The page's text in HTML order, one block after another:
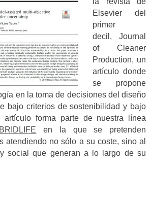
Elsevier del
primer
decil, Journal
of Cleaner
Production, un
artículo donde
se propone
en la toma de decisiones del diseño
bajo criterios de sostenibilidad y bajo
artículo forma parte de nuestra línea
en la que se pretenden
atendiendo no sólo a su coste, sino al
social que generan a lo largo de su